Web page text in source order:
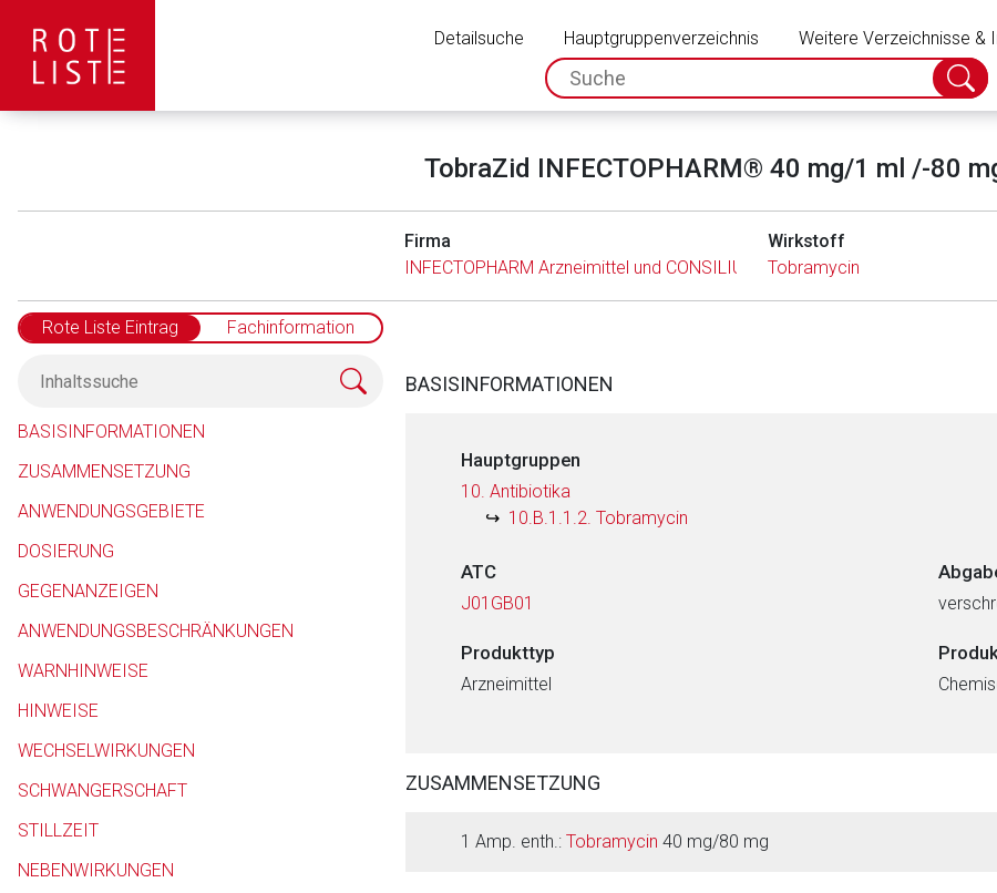
Detailsuche Hauptgruppenverzeichnis
Weitere Verzeichnisse &
spc.search.input.placeholder
Suche
TobraZid INFECTOPHARM® 40 mg/1 ml /-80
Firma
INFECTOPHARM Arzneimittel und CONSILIUM GmbH
Wirkstoff
Tobramycin
Rote Liste Eintrag Fachinformation
BASISINFORMATIONEN
ZUSAMMENSETZUNG
ANWENDUNGSGEBIETE
DOSIERUNG
GEGENANZEIGEN
ANWENDUNGSBESCHRÄNKUNGEN
WARNHINWEISE
HINWEISE
WECHSELWIRKUNGEN
SCHWANGERSCHAFT
STILLZEIT
NEBENWIRKUNGEN
BASISINFORMATIONEN
Hauptgruppen
10. Antibiotika
10.B.1.1.2. Tobramycin
ATC
J01GB01
Produkttyp
Arzneimittel
ZUSAMMENSETZUNG
1 Amp. enth.: Tobramycin 40 mg/80 mg